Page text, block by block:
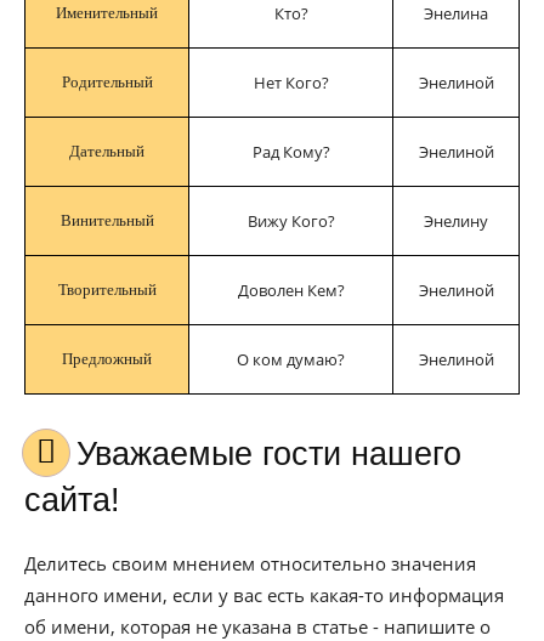
Именительный Кто? Энелина
Родительный Нет Кого? Энелиной
Дательный Рад Кому? Энелиной
Винительный Вижу Кого? Энелину
Творительный Доволен Кем? Энелиной
Предложный О ком думаю? Энелиной
Уважаемые гости нашего
сайта!
Делитесь своим мнением относительно значения
данного имени, если у вас есть какая-то информация
об имени, которая не указана в статье - напишите о